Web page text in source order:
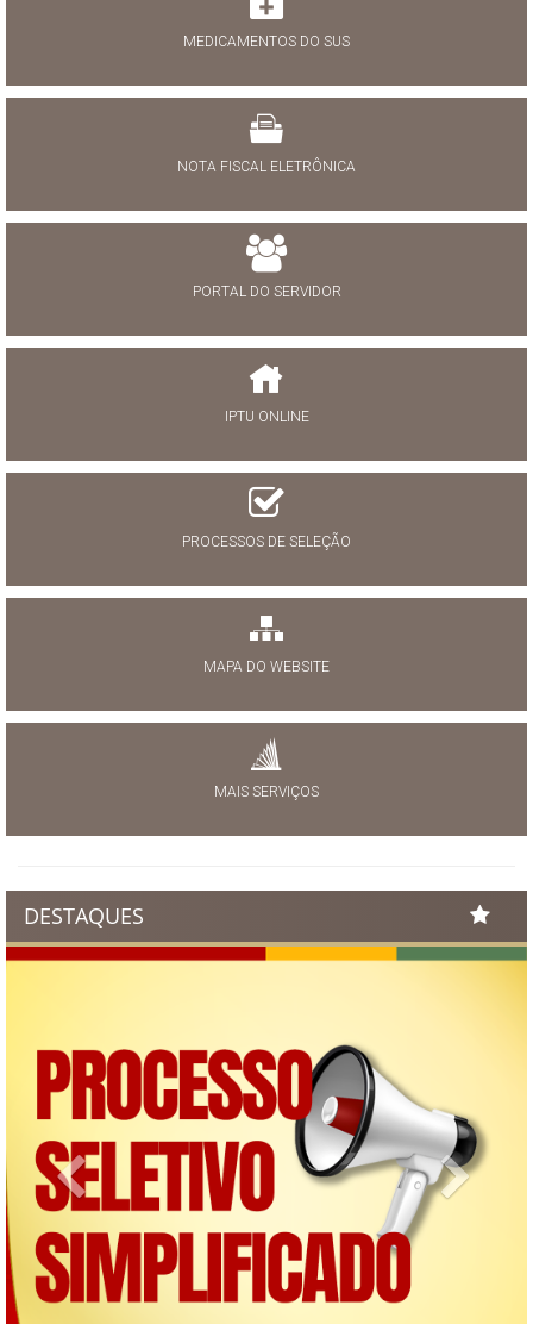
MEDICAMENTOS DO SUS
NOTA FISCAL ELETRÔNICA
PORTAL DO SERVIDOR
IPTU ONLINE
PROCESSOS DE SELEÇÃO
MAPA DO WEBSITE
MAIS SERVIÇOS
DESTAQUES
Previous Next